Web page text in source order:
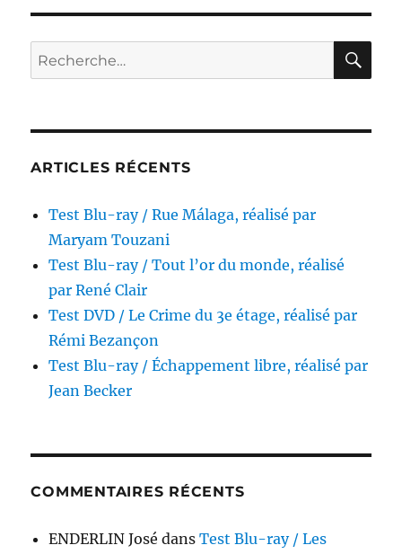
Le
Vieux
fusil,
Enrico
Recherche
pour :
ARTICLES RÉCENTS
Test Blu-ray / Rue Málaga, réalisé par
Maryam Touzani
Test Blu-ray / Tout l’or du monde, réalisé
par René Clair
Test DVD / Le Crime du 3e étage, réalisé par
Rémi Bezançon
Test Blu-ray / Échappement libre, réalisé par
Jean Becker
COMMENTAIRES RÉCENTS
ENDERLIN José dansTest Blu-ray / Les